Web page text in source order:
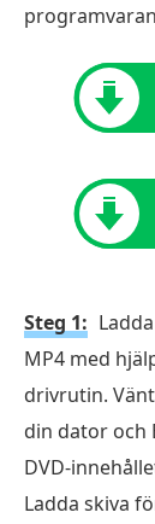
Steg 1:
MP4 med
drivrutin.
din dator och
DVD-
Ladda skiva